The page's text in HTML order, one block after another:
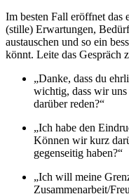
Im besten Fall eröffnet das
(stille) Erwartungen,
austauschen und so ein
könnt. Leite das Gespräch
„Danke, dass du
wichtig, dass wir
darüber reden?“
„Ich habe den
Können wir kurz
gegenseitig haben?“
„Ich will meine
Zusammenarbeit/